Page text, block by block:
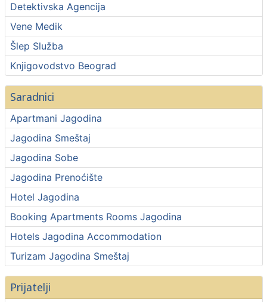
Detektivska Agencija
Vene Medik
Šlep Služba
Knjigovodstvo Beograd
Saradnici
Apartmani Jagodina
Jagodina Smeštaj
Jagodina Sobe
Jagodina Prenoćište
Hotel Jagodina
Booking Apartments Rooms Jagodina
Hotels Jagodina Accommodation
Turizam Jagodina Smeštaj
Prijatelji